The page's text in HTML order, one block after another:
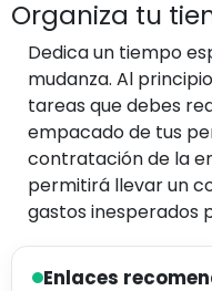
Organiza tu
Dedica un tiempo
mudanza. Al
tareas que debes
empacado de tus
contratación de la
permitirá llevar un
gastos inesperados
Enlaces